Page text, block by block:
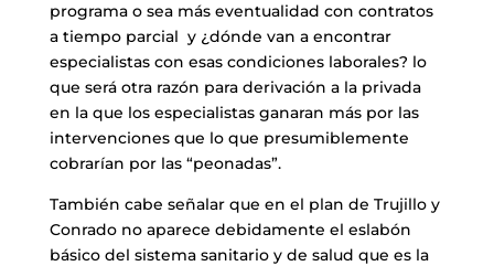
programa o sea más eventualidad con contratos
a tiempo parcial y ¿dónde van a encontrar
especialistas con esas condiciones laborales? lo
que será otra razón para derivación a la privada
en la que los especialistas ganaran más por las
intervenciones que lo que presumiblemente
cobrarían por las “peonadas”.
También cabe señalar que en el plan de Trujillo y
Conrado no aparece debidamente el eslabón
básico del sistema sanitario y de salud que es la